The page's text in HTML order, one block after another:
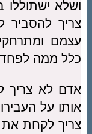
ושלא
צריך
עצמם
כלל ממה
אדם לא צריך
אותו על
צריך לקחת את